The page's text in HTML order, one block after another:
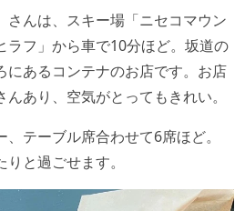
さんは、スキー場「ニセコマウン
ラフ」から車で10分ほど。坂道の
にあるコンテナのお店です。お店
あり、空気がとってもきれい。
テーブル席合わせて6席ほど。
と過ごせます。